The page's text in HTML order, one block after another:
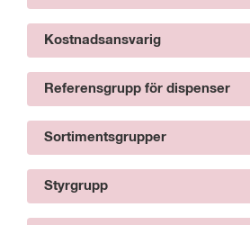
Kostnadsansvarig
Referensgrupp för dispenser
Sortimentsgrupper
Styrgrupp